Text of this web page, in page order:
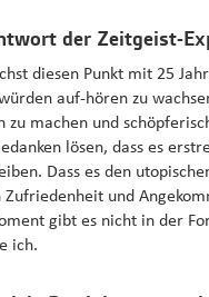
der Zeitgeist-
diesen Punkt mit 25
auf-hören zu
zu machen und
lösen, dass es
Dass es den
und
gibt es nicht in der
ich.